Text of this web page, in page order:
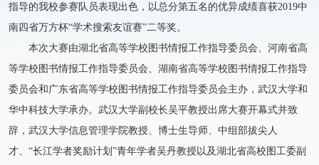
指导的我校参赛队员表现出色，以总分第五名的优异成绩喜获2019中
南四省万方杯“学术搜索友谊赛”二等奖。
本次大赛由湖北省高等学校图书情报工作指导委员会、河南省高
等学校图书情报工作指导委员会、湖南省高等学校图书情报工作指导
委员会和广东省高等学校图书情报工作指导委员会主办，武汉大学和
华中科技大学承办。武汉大学副校长吴平教授出席大赛开幕式并致
辞，武汉大学信息管理学院教授、博士生导师、中组部拔尖人
才、“长江学者奖励计划”青年学者吴丹教授以及湖北省高校图工委副